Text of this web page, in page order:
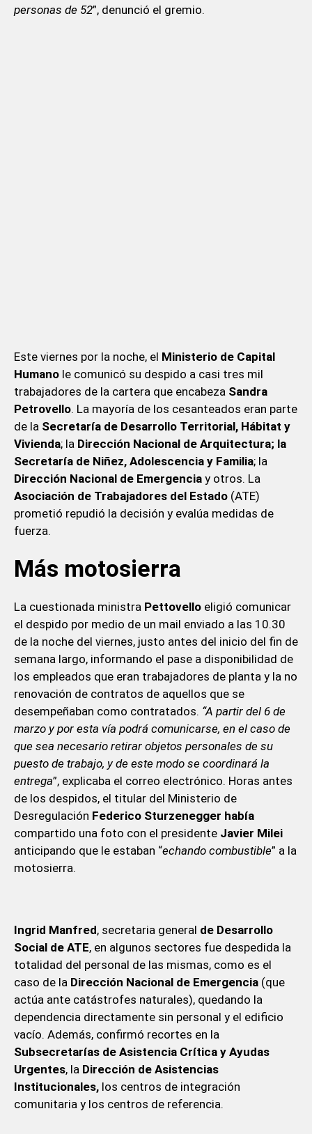
personas de 52”, denunció el gremio.
Este viernes por la noche, el Ministerio de Capital
Humanole comunicó su despido a casi tres mil
trabajadores de la cartera que encabeza Sandra
Petrovello. La mayoría de los cesanteados eran parte
de la Secretaría de Desarrollo Territorial, Hábitat y
Vivienda; la Dirección Nacional de Arquitectura; la
Secretaría de Niñez, Adolescencia y Familia; la
Dirección Nacional de Emergencia y otros. La
Asociación de Trabajadores del Estado(ATE)
prometió repudió la decisión y evalúa medidas de
fuerza.
Más motosierra
La cuestionada ministra Pettovelloeligió comunicar
el despido por medio de un mail enviado a las 10.30
de la noche del viernes, justo antes del inicio del fin de
semana largo, informando el pase a disponibilidad de
los empleados que eran trabajadores de planta y la no
renovación de contratos de aquellos que se
desempeñaban como contratados. “A partir del 6 de
marzo y por esta vía podrá comunicarse, en el caso de
que sea necesario retirar objetos personales de su
puesto de trabajo, y de este modo se coordinará la
entrega”, explicaba el correo electrónico. Horas antes
de los despidos, el titular del Ministerio de
Desregulación Federico Sturzenegger había
compartido una foto con el presidente Javier Milei
anticipando que le estaban “echando combustible” a la
motosierra.
Ingrid Manfred, secretaria general de Desarrollo
Social de ATE, en algunos sectores fue despedida la
totalidad del personal de las mismas, como es el
caso de la Dirección Nacional de Emergencia (que
actúa ante catástrofes naturales), quedando la
dependencia directamente sin personal y el edificio
vacío. Además, confirmó recortes en la
Subsecretarías de Asistencia Crítica y Ayudas
Urgentes, la Dirección de Asistencias
Institucionales,los centros de integración
comunitaria y los centros de referencia.